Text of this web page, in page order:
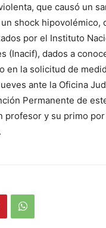
que causó un
shock hipovolémico,
por el Instituto
(Inacif), dados a
en la solicitud de
ante la Oficina
Permanente de
profesor y su primo